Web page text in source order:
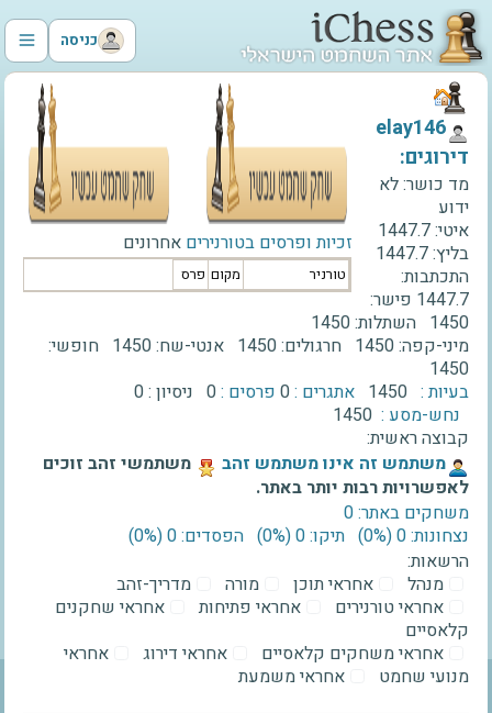
כניסה
זכיות ופרסים בטורנירים אחרונים
טורניר מקום פרס
‫elay146‬
דירוגים:
מד כושר:לא
ידוע
איטי:1447.7
בליץ:1447.7
התכתבות:
1447.7 פישר:
1450 השתלות:1450
מיני-קפה:1450 חרגולים:1450 אנטי-שח:1450 חופשי:
1450
בעיות : 1450 אתגרים :0 פרסים :0 ניסיון :0
נחש-מסע : 1450
קבוצה ראשית:
‫משתמש זה אינו משתמש זהב‬
משתמשי זהב זוכים
לאפשרויות רבות יותר באתר.
משחקים באתר: 0
נצחונות: 0 ‫(0%)‬
תיקו: 0 ‫(0%)‬
הפסדים: 0 ‫(0%)‬
הרשאות:
מנהל
אחראי תוכן מורה
מדריך-זהב
אחראי טורנירים
אחראי פתיחות
אחראי שחקנים
קלאסיים
אחראי משחקים קלאסיים
אחראי דירוג
אחראי
מנועי שחמט
אחראי משמעת